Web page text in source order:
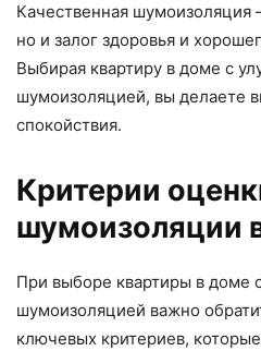
Качественная шумоизоляция
но и залог здоровья и
Выбирая квартиру в доме с
шумоизоляцией, вы делаете
спокойствия.
Критерии
шумоизоляции
При выборе квартиры в доме
шумоизоляцией важно
ключевых критериев,